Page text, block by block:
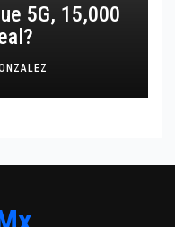
5G, 15,000